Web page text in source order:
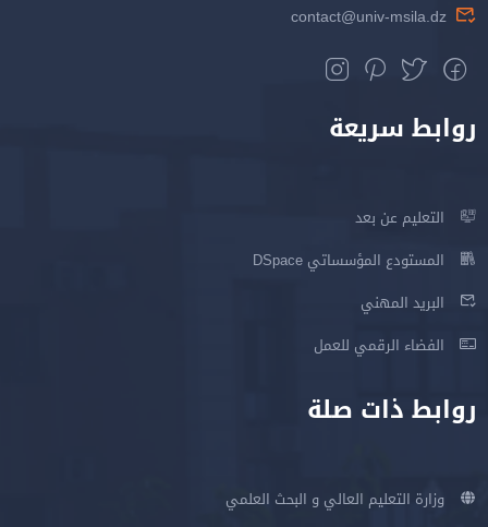
contact@univ-msila.dz
روابط سريعة
التعليم عن بعد
المستودع المؤسساتي DSpace
البريد المهني
الفضاء الرقمي للعمل
روابط ذات صلة
وزارة التعليم العالي و البحث العلمي